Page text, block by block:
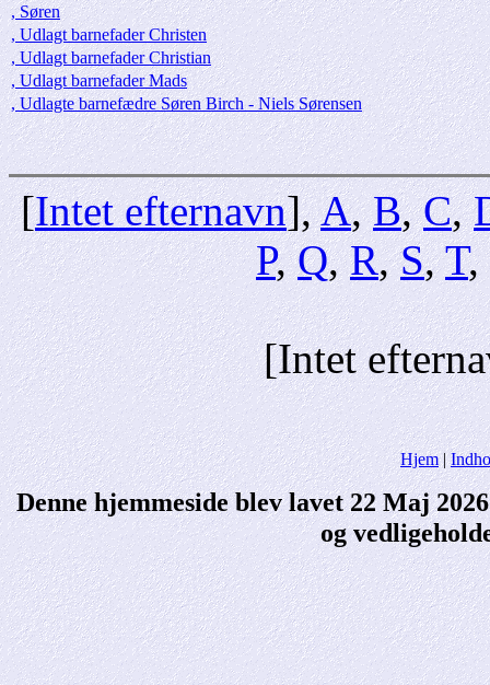
, Søren
, Udlagt barnefader Christen
, Udlagt barnefader Christian
, Udlagt barnefader Mads
, Udlagte barnefædre Søren Birch - Niels Sørensen
[Intet efternavn],A,B,C,
P,Q,R,S,T,
[Intet
Hjem|
Denne hjemmeside blev lavet 22 Maj
og